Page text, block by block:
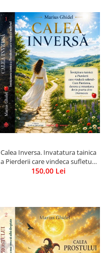
Calea Inversa. Invatatura tainica
a Pierderii care vindeca sufletul -
Cum Pierderea, durerea si
150,00 Lei